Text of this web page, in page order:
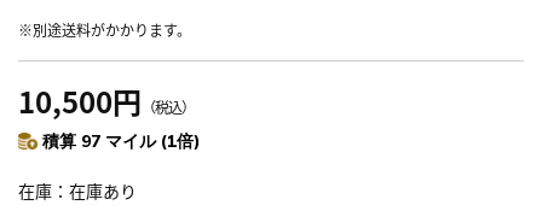
※別途送料がかかります。
10,500円 （税込）
積算 97 マイル (1倍)
在庫 在庫あり